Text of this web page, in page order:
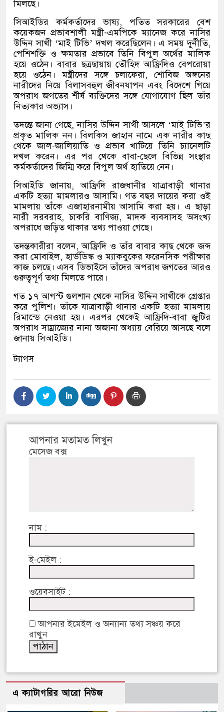
মিলছে।
সিআইডির কর্মকর্তাদের ভাষ্য, পতিত সরকারের বেশ
কয়েকজন প্রভাবশালী মন্ত্রী-এমপিকে ম্যানেজ করে নাসির
উদ্দিন সাথী ‘মাই টিভি’ দখল করেছিলেন। এ সময় দুর্নীতি,
পেশিশক্তি ও ক্ষমতার প্রভাবে তিনি বিপুল অর্থের মালিক
হয়ে ওঠেন। বাবার ছত্রছায়ায় তৌহিদ আফ্রিদিও বেপরোয়া
হয়ে ওঠেন। মন্ত্রীদের সঙ্গে চলাফেরা, শোবিজ অঙ্গনের
নারীদের নিয়ে বিলাসবহুল জীবনযাপন এবং বিদেশে গিয়ে
অপরাধ জগতের শীর্ষ ব্যক্তিদের সঙ্গে যোগাযোগ ছিল তাঁর
নিত্যকার অভ্যাস।
তদন্তে জানা গেছে, নাসির উদ্দিন সাথী আসলে ‘মাই টিভি’র
প্রকৃত মালিক নন। বিলকিস জাহান নামে এক নারীর কাছ
থেকে জাল-জালিয়াতি ও প্রভাব খাটিয়ে তিনি চ্যানেলটি
দখল করেন। এর পর থেকে বাবা-ছেলে বিভিন্ন সংস্থার
কর্মকর্তাদের জিম্মি করে বিপুল অর্থ হাতিয়ে নেন।
সিআইডি জানায়, আফ্রিদি রাজধানীর যাত্রাবাড়ী থানার
একটি হত্যা মামলারও আসামি। গত বছর দায়ের করা ওই
মামলায় তাঁকে এজাহারনামীয় আসামি করা হয়। এ ছাড়া
নারী সরবরাহ, চাকরি বাণিজ্য, মাদক ব্যবসাসহ অসংখ্য
অপরাধে জড়িত থাকার তথ্য পাওয়া গেছে।
তদন্তকারীরা বলেন, আফ্রিদি ও তাঁর বাবার কাছ থেকে জব্দ
করা মোবাইল, হার্ডডিস্ক ও ম্যাকবুকের ফরেনসিক পরীক্ষার
কাজ চলছে। এসব ডিভাইসে তাঁদের অপরাধ জগতের আরও
গুরুত্বপূর্ণ তথ্য মিলতে পারে।
গত ১৭ আগস্ট গুলশান থেকে নাসির উদ্দিন সাথীকে গ্রেপ্তার
করে পুলিশ। তাঁকে যাত্রাবাড়ী থানার একটি হত্যা মামলায়
রিমান্ডে নেওয়া হয়। এরপর থেকেই আফ্রিদি-বাবা জুটির
অপরাধ সাম্রাজ্যের নানা অজানা অধ্যায় বেরিয়ে আসছে বলে
জানায় সিআইডি।
ট্যাগস
আপনার মতামত লিখুন
মেসেজ বক্স
নাম :
ই-মেইল :
ওয়েবসাইট :
আপনার ইমেইল ও অন্যান্য তথ্য সঞ্চয় করে
রাখুন
এ ক্যাটাগরির আরো নিউজ